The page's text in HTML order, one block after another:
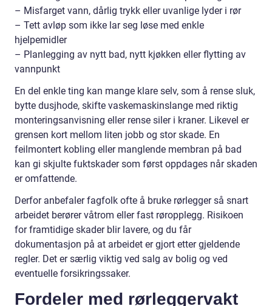
– Misfarget vann, dårlig trykk eller uvanlige lyder i rør
– Tett avløp som ikke lar seg løse med enkle
hjelpemidler
– Planlegging av nytt bad, nytt kjøkken eller flytting av
vannpunkt
En del enkle ting kan mange klare selv, som å rense sluk,
bytte dusjhode, skifte vaskemaskinslange med riktig
monteringsanvisning eller rense siler i kraner. Likevel er
grensen kort mellom liten jobb og stor skade. En
feilmontert kobling eller manglende membran på bad
kan gi skjulte fuktskader som først oppdages når skaden
er omfattende.
Derfor anbefaler fagfolk ofte å bruke rørlegger så snart
arbeidet berører våtrom eller fast røropplegg. Risikoen
for framtidige skader blir lavere, og du får
dokumentasjon på at arbeidet er gjort etter gjeldende
regler. Det er særlig viktig ved salg av bolig og ved
eventuelle forsikringssaker.
Fordeler med rørleggervakt